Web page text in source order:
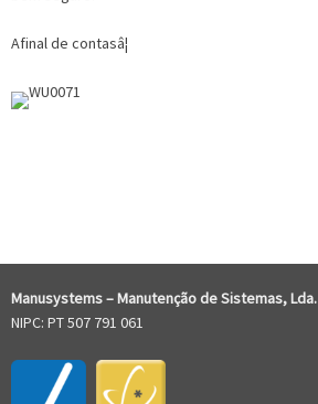
Afinal de contasâ¦
Manusystems –Manutenção de Sistemas, Lda.
NIPC: PT 507 791 061